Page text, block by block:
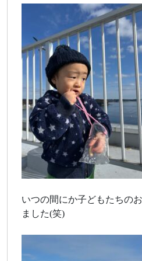
いつの間にか子どもたちの
ました(笑)